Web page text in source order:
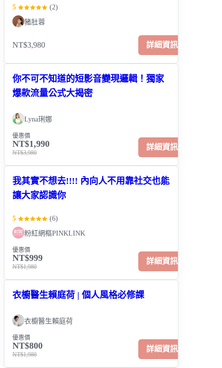
5 (2)
豬肚蓉
NT$3,980 詳細資訊
你不可不知道的短影音變現邏輯！獨家
爆款流量公式大揭密
Lyna琍娜
優惠價
NT$1,990
NT$3,980
詳細資訊
我其實不想去!!!! 內向人不用靠社交也能
讓大家認識你
5 (6)
粉紅網樞PINKLINK
優惠價
NT$999
NT$1,980
詳細資訊
衣櫥醫生賴庭荷 | 個人風格必修課
衣櫥醫生賴庭荷
優惠價
NT$800
NT$1,980
詳細資訊